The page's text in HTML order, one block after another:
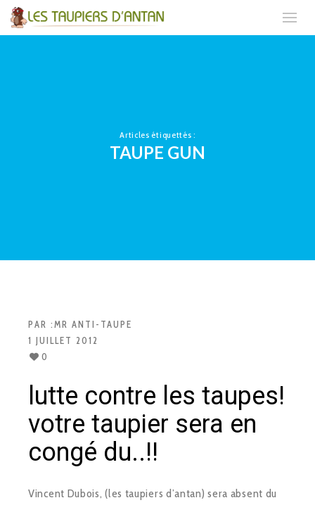
Articles étiquettés :
TAUPE GUN
PAR :MR ANTI-TAUPE
1 JUILLET 2012
0
lutte contre les taupes!
votre taupier sera en
congé du..!!
Vincent Dubois, (les taupiers d’antan) sera absent du